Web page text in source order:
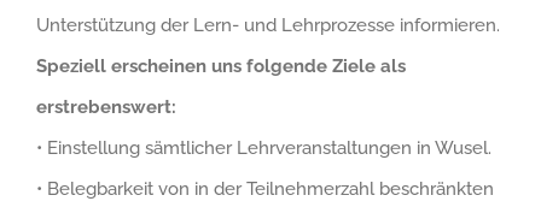
Unterstützung der Lern- und Lehrprozesse informieren.
Speziell erscheinen uns folgende Ziele als
erstrebenswert:
• Einstellung sämtlicher Lehrveranstaltungen in Wusel.
• Belegbarkeit von in der Teilnehmerzahl beschränkten